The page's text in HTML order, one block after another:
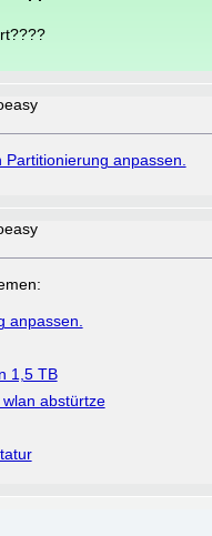
anpassen.
anpassen.
1,5 TB
abstürtze